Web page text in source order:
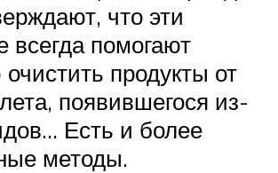
что эти
всегда помогают
продукты от
появившегося из-
Есть и более
методы.